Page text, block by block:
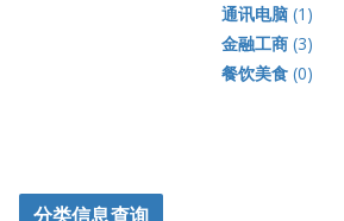
通讯电脑(1)
金融工商(3)
餐饮美食(0)
分类信息查询